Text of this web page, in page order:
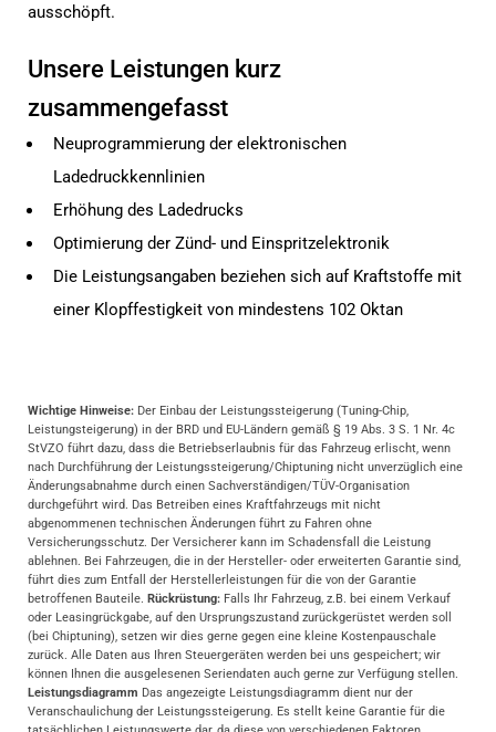
ausschöpft.
Unsere Leistungen kurz
zusammengefasst
Neuprogrammierung der elektronischen
Ladedruckkennlinien
Erhöhung des Ladedrucks
Optimierung der Zünd- und Einspritzelektronik
Die Leistungsangaben beziehen sich auf Kraftstoffe mit
einer Klopffestigkeit von mindestens 102 Oktan
Wichtige Hinweise: Der Einbau der Leistungssteigerung (Tuning-Chip,
Leistungsteigerung) in der BRD und EU-Ländern gemäß § 19 Abs. 3 S. 1 Nr. 4c
StVZO führt dazu, dass die Betriebserlaubnis für das Fahrzeug erlischt, wenn
nach Durchführung der Leistungssteigerung/Chiptuning nicht unverzüglich eine
Änderungsabnahme durch einen Sachverständigen/TÜV-Organisation
durchgeführt wird. Das Betreiben eines Kraftfahrzeugs mit nicht
abgenommenen technischen Änderungen führt zu Fahren ohne
Versicherungsschutz. Der Versicherer kann im Schadensfall die Leistung
ablehnen. Bei Fahrzeugen, die in der Hersteller- oder erweiterten Garantie sind,
führt dies zum Entfall der Herstellerleistungen für die von der Garantie
betroffenen Bauteile. Rückrüstung: Falls Ihr Fahrzeug, z.B. bei einem Verkauf
oder Leasingrückgabe, auf den Ursprungszustand zurückgerüstet werden soll
(bei Chiptuning), setzen wir dies gerne gegen eine kleine Kostenpauschale
zurück. Alle Daten aus Ihren Steuergeräten werden bei uns gespeichert; wir
können Ihnen die ausgelesenen Seriendaten auch gerne zur Verfügung stellen.
Leistungsdiagramm Das angezeigte Leistungsdiagramm dient nur der
Veranschaulichung der Leistungssteigerung. Es stellt keine Garantie für die